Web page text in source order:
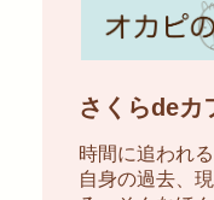
さくらdeカ
時間に追われ
自身の過去、